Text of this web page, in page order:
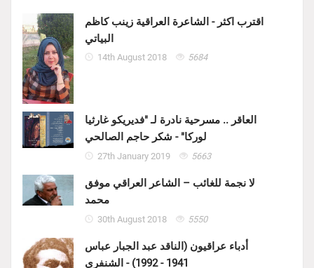
اقترب اكثر - الشاعرة العراقية زينب كاظم
البياتي
14th August 2018 5684
العاقر .. مسرحية نادرة لـ "فديريكو غارثيا
لوركا" - شكر حاجم الصالحي
27th January 2019 5663
لا نجمة للغائب – الشاعر العراقي موفق
محمد
30th August 2018 5550
أدباء عراقيون (الناقد عبد الجبار عباس
1941 - 1992) - الشنفرى